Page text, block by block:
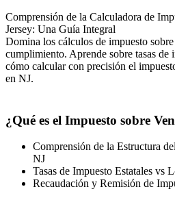
Comprensión de la Calculadora de
Jersey: Una Guía Integral
Domina los cálculos de impuesto
cumplimiento. Aprende sobre tasas de
cómo calcular con precisión el
en NJ.
¿Qué es el Impuesto sobre
Comprensión de la Estructura
NJ
Tasas de Impuesto Estatales vs
Recaudación y Remisión de